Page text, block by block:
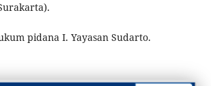
pidana I. Yayasan Sudarto.